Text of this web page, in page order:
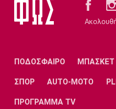
Ιωνικός: «Πακέτο»
FIFA: Οι Φιλιππίνες
Παναθηναϊκός – ΤΣΣΚΑ
ΠΟΔΟΣΦΑΙΡΟ ΜΠΑΣΚΕΤ
ΣΠΟΡ AUTO-MOTO
ΠΡΟΓΡΑΜΜΑ TV